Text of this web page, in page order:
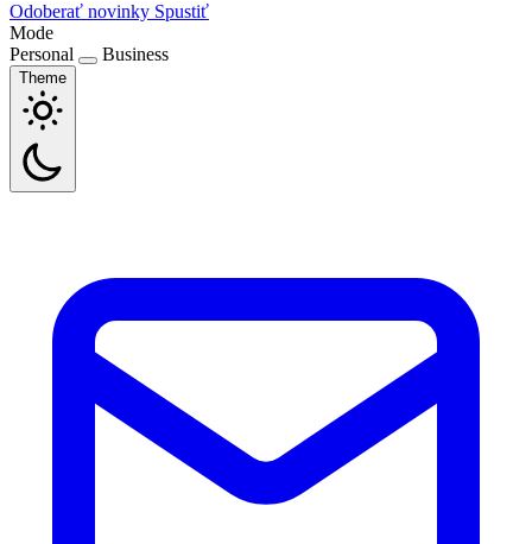
Odoberať novinky Spustiť
Mode
Personal
Business
Theme